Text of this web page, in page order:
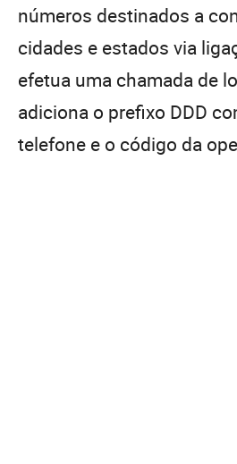
números destinados a
cidades e estados via
efetua uma chamada de
adiciona o prefixo DDD
telefone e o código da